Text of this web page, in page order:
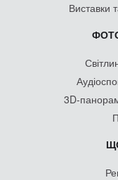
Виставки
3D-